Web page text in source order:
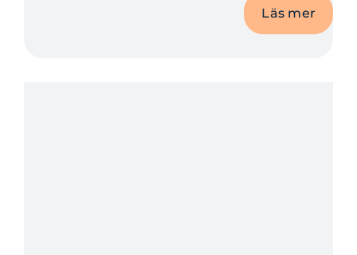
Läs mer